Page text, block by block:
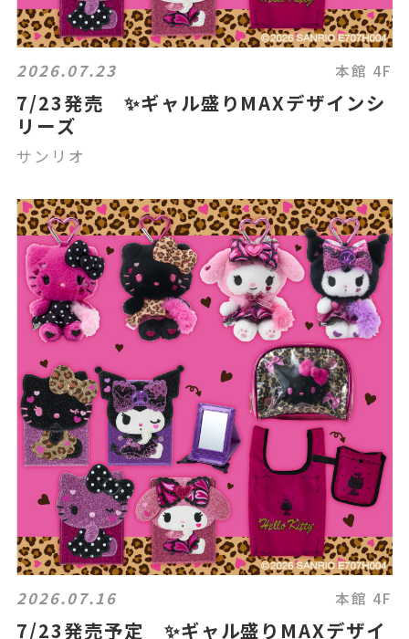
2026.07.23 本館 4F
7/23発売 ✨ギャル盛りMAXデザインシ
リーズ
サンリオ
2026.07.16 本館 4F
7/23発売予定 ✨ギャル盛りMAXデザイ